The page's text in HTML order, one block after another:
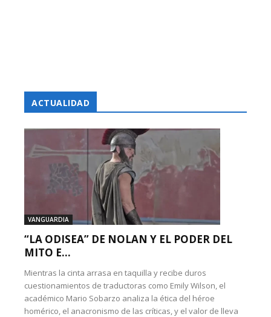
ACTUALIDAD
VANGUARDIA
“LA ODISEA” DE NOLAN Y EL PODER DEL
MITO E...
Mientras la cinta arrasa en taquilla y recibe duros
cuestionamientos de traductoras como Emily Wilson, el
académico Mario Sobarzo analiza la ética del héroe
homérico, el anacronismo de las críticas, y el valor de lleva